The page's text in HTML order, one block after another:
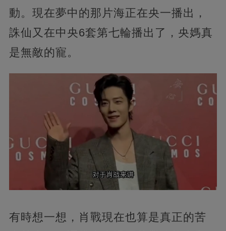
動。現在夢中的那片海正在央一播出，
誅仙又在中央6套第七輪播出了，央媽真
是無敵的寵。
有時想一想，肖戰現在也算是真正的苦